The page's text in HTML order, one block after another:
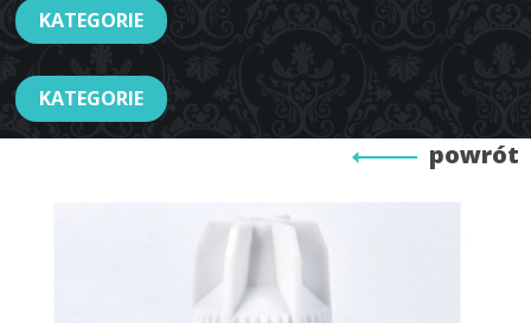
KATEGORIE
KATEGORIE
powrót